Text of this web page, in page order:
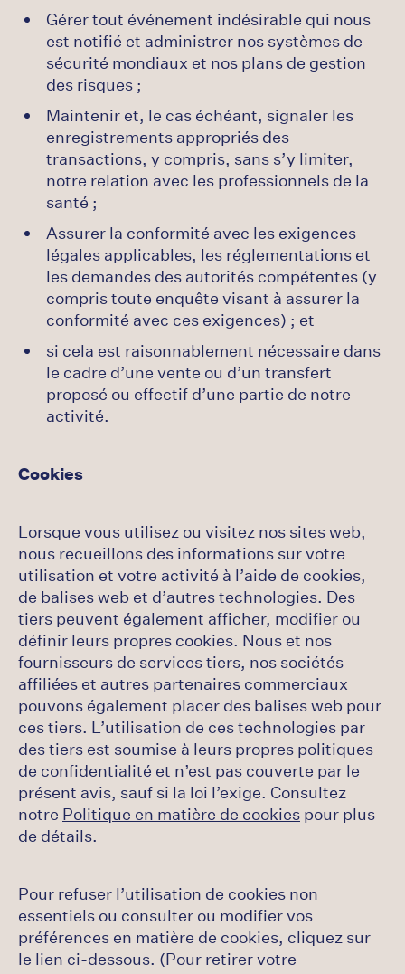
Gérer tout événement indésirable qui nous
est notifié et administrer nos systèmes de
sécurité mondiaux et nos plans de gestion
des risques ;
Maintenir et, le cas échéant, signaler les
enregistrements appropriés des
transactions, y compris, sans s’y limiter,
notre relation avec les professionnels de la
santé ;
Assurer la conformité avec les exigences
légales applicables, les réglementations et
les demandes des autorités compétentes (y
compris toute enquête visant à assurer la
conformité avec ces exigences) ; et
si cela est raisonnablement nécessaire dans
le cadre d’une vente ou d’un transfert
proposé ou effectif d’une partie de notre
activité.
Cookies
Lorsque vous utilisez ou visitez nos sites web,
nous recueillons des informations sur votre
utilisation et votre activité à l’aide de cookies,
de balises web et d’autres technologies. Des
tiers peuvent également afficher, modifier ou
définir leurs propres cookies. Nous et nos
fournisseurs de services tiers, nos sociétés
affiliées et autres partenaires commerciaux
pouvons également placer des balises web pour
ces tiers. L’utilisation de ces technologies par
des tiers est soumise à leurs propres politiques
de confidentialité et n’est pas couverte par le
présent avis, sauf si la loi l’exige. Consultez
notre Politique en matière de cookies pour plus
de détails.
Pour refuser l’utilisation de cookies non
essentiels ou consulter ou modifier vos
préférences en matière de cookies, cliquez sur
le lien ci-dessous. (Pour retirer votre